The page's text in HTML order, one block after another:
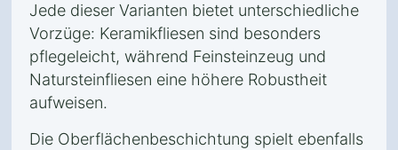
Jede dieser Varianten bietet unterschiedliche
Vorzüge: Keramikfliesen sind besonders
pflegeleicht, während Feinsteinzeug und
Natursteinfliesen eine höhere Robustheit
aufweisen.
Die Oberflächenbeschichtung spielt ebenfalls